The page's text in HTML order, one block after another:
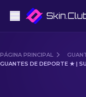
Gama media
PÁGINA PRINCIPAL
GUANTES DE DEPORTE ★ |